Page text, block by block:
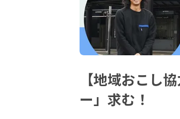
【地域おこし
ー」求む！